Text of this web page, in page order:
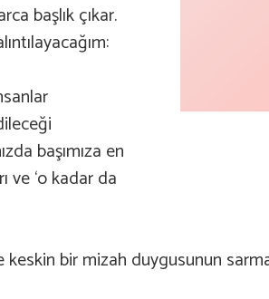
başlık çıkar.
başımıza en
ve ‘o kadar da
bir mizah duygusunun